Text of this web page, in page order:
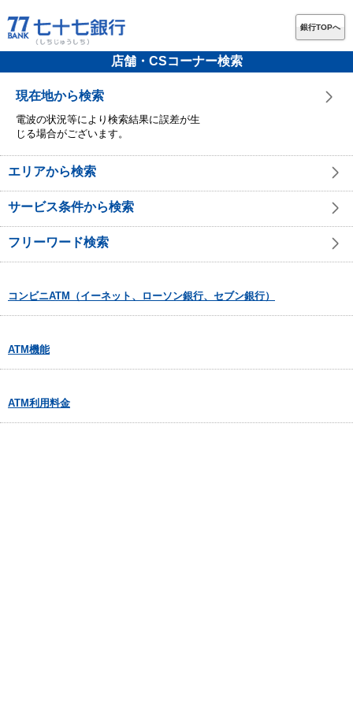
銀行TOPへ
店舗・CSコーナー検索
現在地から検索
電波の状況等により検索結果に誤差が生
じる場合がございます。
エリアから検索
サービス条件から検索
フリーワード検索
コンビニATM（イーネット、ローソン銀行、セブン銀行）
ATM機能
ATM利用料金